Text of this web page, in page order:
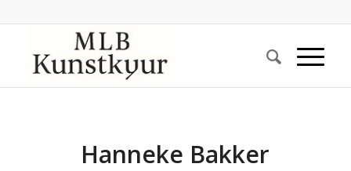
Hanneke Bakker